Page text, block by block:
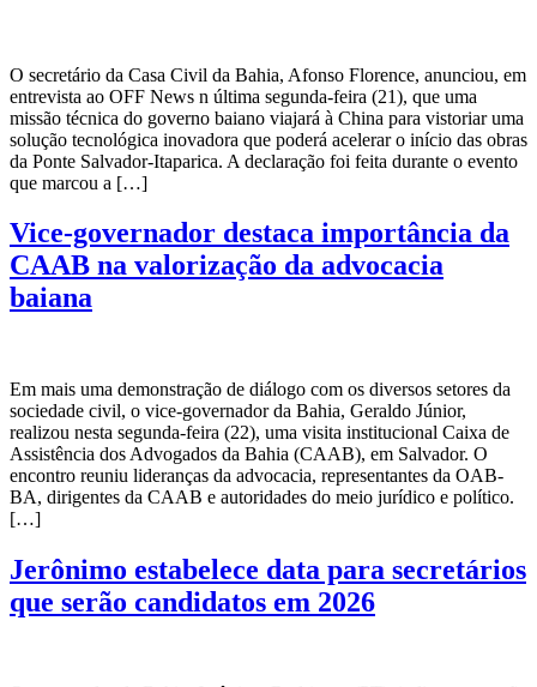
O secretário da Casa Civil da Bahia, Afonso Florence, anunciou, em
entrevista ao OFF News n última segunda-feira (21), que uma
missão técnica do governo baiano viajará à China para vistoriar uma
solução tecnológica inovadora que poderá acelerar o início das obras
da Ponte Salvador-Itaparica. A declaração foi feita durante o evento
que marcou a […]
Vice-governador destaca importância da
CAAB na valorização da advocacia
baiana
Em mais uma demonstração de diálogo com os diversos setores da
sociedade civil, o vice-governador da Bahia, Geraldo Júnior,
realizou nesta segunda-feira (22), uma visita institucional Caixa de
Assistência dos Advogados da Bahia (CAAB), em Salvador. O
encontro reuniu lideranças da advocacia, representantes da OAB-
BA, dirigentes da CAAB e autoridades do meio jurídico e político.
[…]
Jerônimo estabelece data para secretários
que serão candidatos em 2026